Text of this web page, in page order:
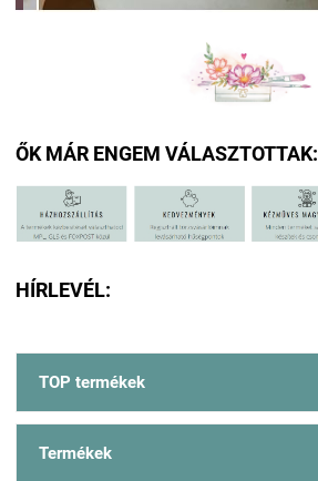
ŐK MÁR ENGEM VÁLASZTOTTAK:
HÍRLEVÉL:
TOP termékek
Termékek